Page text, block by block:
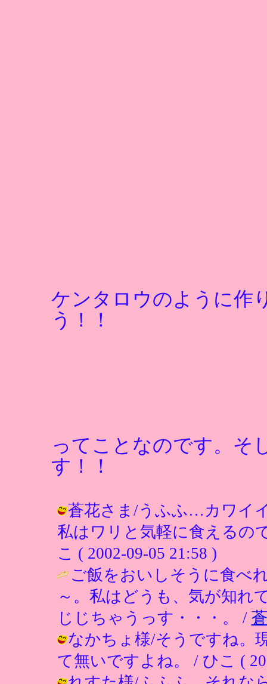
ケンタロウのように作
う！！
ってことなのです。そ
す！！
蒼花さま/うふふ…カワイ
私はワリと気軽に食えるの
こ ( 2002-09-05 21:58 )
ご飯をおいしそうに食べ
～。私はどうも、気が知れ
じじちゃうっす・・・。 /
なかちょ様/そうですね。
て無いですよね。 / ひこ (